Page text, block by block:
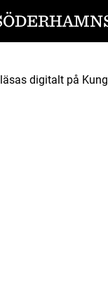
digitalt på